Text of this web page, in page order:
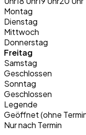
Montag
Dienstag
Mittwoch
Donnerstag
Freitag
Samstag
Geschlossen
Sonntag
Geschlossen
Legende
Geöffnet (ohne
Nur nach Termin